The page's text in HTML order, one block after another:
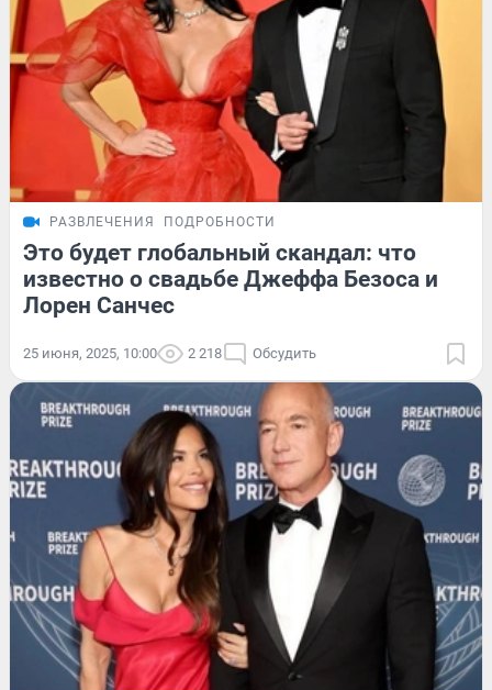
РАЗВЛЕЧЕНИЯ ПОДРОБНОСТИ
Это будет глобальный скандал: что
известно о свадьбе Джеффа Безоса и
Лорен Санчес
25 июня, 2025, 10:00 2 218 Обсудить